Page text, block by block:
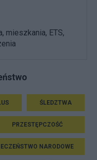
mieszkania, ETS,
ŚLEDZTWA
PRZESTĘPCZOŚĆ
NARODOWE